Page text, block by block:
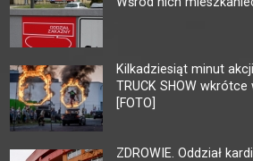
Kilkadziesiąt minut
TRUCK SHOW
[FOTO]
ZDROWIE. Oddział